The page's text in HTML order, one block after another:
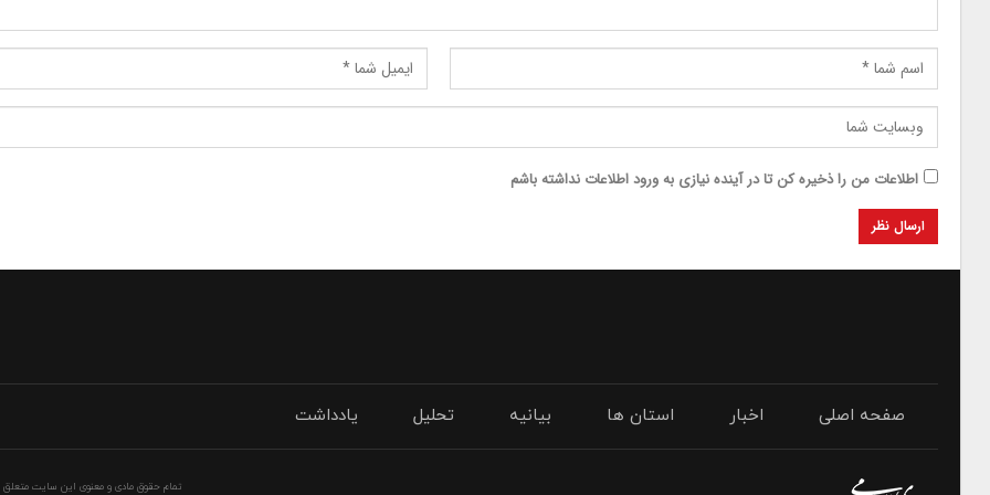
اطلاعات من را ذخیره کن تا در آینده نیازی به ورود اطلاعات نداشته باشم
صفحه اصلی اخبار استان ها بیانیه تحلیل یادداشت
تمام حقوق مادی و معنوی این سایت متعلق